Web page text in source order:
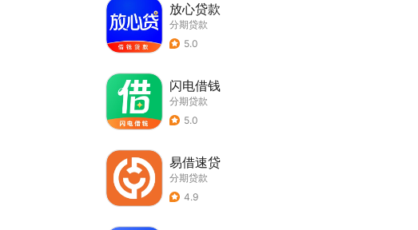
放心贷款
分期贷款
5.0
闪电借钱
分期贷款
5.0
易借速贷
分期贷款
4.9